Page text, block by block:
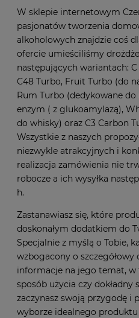
W sklepie internetowym
pasjonatów tworzenia
alkoholowych znajdzie coś
ofercie umieściliśmy
następujących wariantach: C
C48 Turbo, Fruit Turbo (do
Rum Turbo (dedykowane
enzym ( z glukoamylazą),
do whisky) oraz C3 Carbon
Wszystkie z naszych
niezwykle atrakcyjnych i
realizacja zamówienia nie
robocze a ich wysyłka
h.
Zastanawiasz się, które
doskonałym dodatkiem do
Specjalnie z myślą o Tobie,
wzbogacony o szczegółowy
informacje na jego temat, w
sposób użycia czy dokładny
zaczynasz swoją przygodę i
wyborze idealnego